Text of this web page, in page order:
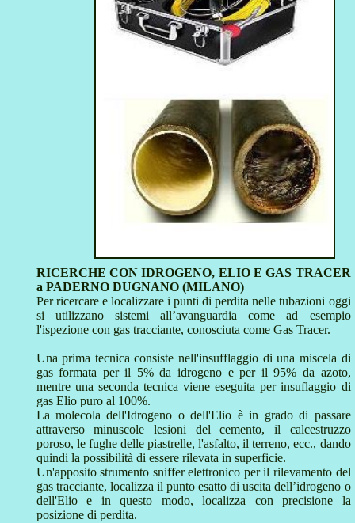
RICERCHE CON IDROGENO, ELIO E GAS TRACER
a PADERNO DUGNANO (MILANO)
Per ricercare e localizzare i punti di perdita nelle tubazioni oggi
si utilizzano sistemi all’avanguardia come ad esempio
l'ispezione con gas tracciante, conosciuta come Gas Tracer.
Una prima tecnica consiste nell'insufflaggio di una miscela di
gas formata per il 5% da idrogeno e per il 95% da azoto,
mentre una seconda tecnica viene eseguita per insuflaggio di
gas Elio puro al 100%.
La molecola dell'Idrogeno o dell'Elio è in grado di passare
attraverso minuscole lesioni del cemento, il calcestruzzo
poroso, le fughe delle piastrelle, l'asfalto, il terreno, ecc., dando
quindi la possibilità di essere rilevata in superficie.
Un'apposito strumento sniffer elettronico per il rilevamento del
gas tracciante, localizza il punto esatto di uscita dell’idrogeno o
dell'Elio e in questo modo, localizza con precisione la
posizione di perdita.